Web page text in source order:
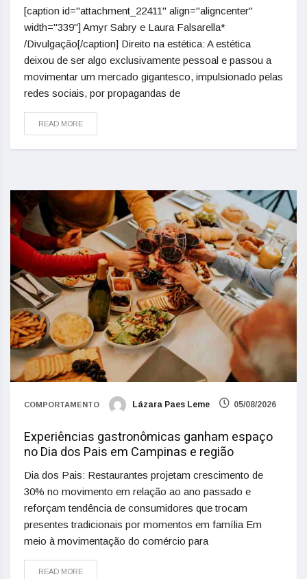
[caption id="attachment_22411" align="aligncenter"
width="339"] Amyr Sabry e Laura Falsarella*
/Divulgação[/caption] Direito na estética: A estética
deixou de ser algo exclusivamente pessoal e passou a
movimentar um mercado gigantesco, impulsionado pelas
redes sociais, por propagandas de
READ MORE
COMPORTAMENTO Lázara Paes Leme 05/08/2026
Experiências gastronômicas ganham espaço
no Dia dos Pais em Campinas e região
Dia dos Pais: Restaurantes projetam crescimento de
30% no movimento em relação ao ano passado e
reforçam tendência de consumidores que trocam
presentes tradicionais por momentos em família Em
meio à movimentação do comércio para
READ MORE